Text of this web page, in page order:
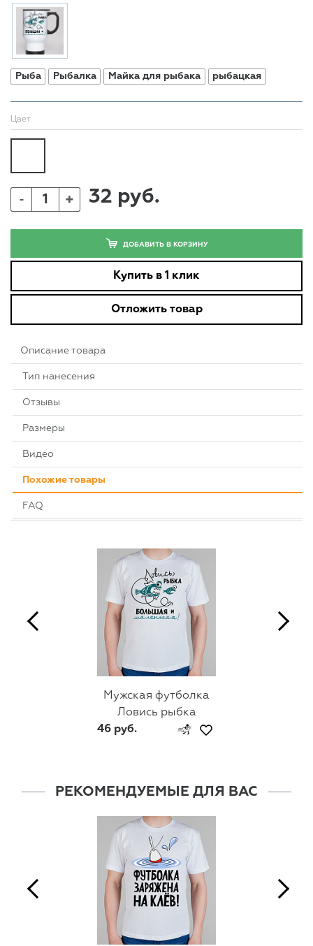
Рыба Рыбалка Майка для рыбака рыбацкая
Цвет
- + 32 руб.
ДОБАВИТЬ В КОРЗИНУ
Купить в 1 клик
Отложить товар
Описание товара
Тип нанесения
Отзывы
Размеры
Видео
Похожие товары
FAQ
Мужская футболка
Ловись рыбка
46 руб.
РЕКОМЕНДУЕМЫЕ ДЛЯ ВАС